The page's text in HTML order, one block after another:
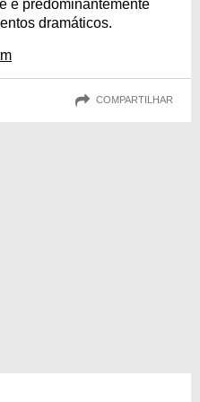
é predominantemente
dramáticos.
COMPARTILHAR